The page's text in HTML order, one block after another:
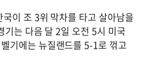
이 조 3위 막차를 타고 살아남을
기는 다음 달 2일 오전 5시 미국
기에는 뉴질랜드를 5-1로 꺾고